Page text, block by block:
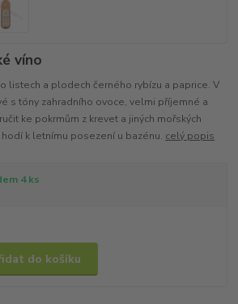
víno
listech a plodech černého rybízu a paprice. V
s tóny zahradního ovoce, velmi příjemné a
ke pokrmům z krevet a jiných mořských
k letnímu posezení u bazénu. celý popis
4 ks
do košíku